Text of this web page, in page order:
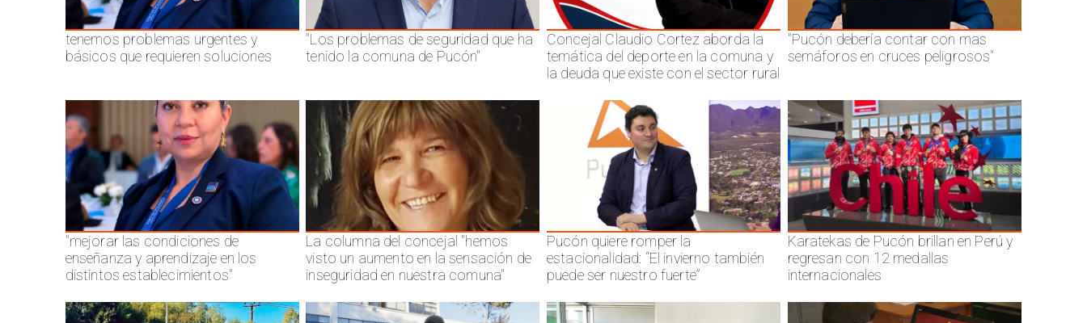
tenemos problemas urgentes y
básicos que requieren soluciones
"Los problemas de seguridad que ha
tenido la comuna de Pucón"
Concejal Claudio Cortez aborda la
temática del deporte en la comuna y
la deuda que existe con el sector rural
"Pucón debería contar con mas
semáforos en cruces peligrosos"
"mejorar las condiciones de
enseñanza y aprendizaje en los
distintos establecimientos"
La columna del concejal "hemos
visto un aumento en la sensación de
inseguridad en nuestra comuna"
Pucón quiere romper la
estacionalidad: “El invierno también
puede ser nuestro fuerte”
Karatekas de Pucón brillan en Perú y
regresan con 12 medallas
internacionales